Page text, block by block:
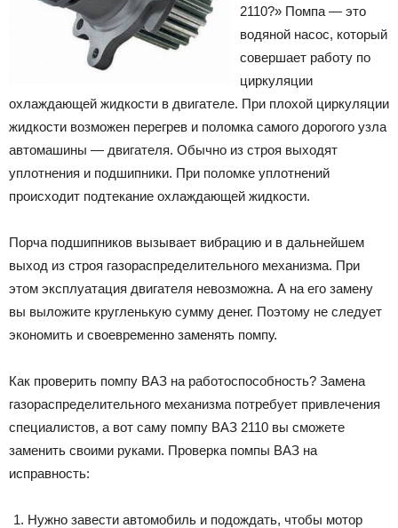
2110?» Помпа — это
водяной насос, который
совершает работу по
циркуляции
охлаждающей жидкости в двигателе. При плохой циркуляции
жидкости возможен перегрев и поломка самого дорогого узла
автомашины — двигателя. Обычно из строя выходят
уплотнения и подшипники. При поломке уплотнений
происходит подтекание охлаждающей жидкости.
Порча подшипников вызывает вибрацию и в дальнейшем
выход из строя газораспределительного механизма. При
этом эксплуатация двигателя невозможна. А на его замену
вы выложите кругленькую сумму денег. Поэтому не следует
экономить и своевременно заменять помпу.
Как проверить помпу ВАЗ на работоспособность? Замена
газораспределительного механизма потребует привлечения
специалистов, а вот саму помпу ВАЗ 2110 вы сможете
заменить своими руками. Проверка помпы ВАЗ на
исправность:
Нужно завести автомобиль и подождать, чтобы мотор